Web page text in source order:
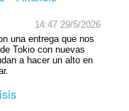
14:47 29/5/2026
una entrega que nos
Tokio con nuevas
a hacer un alto en